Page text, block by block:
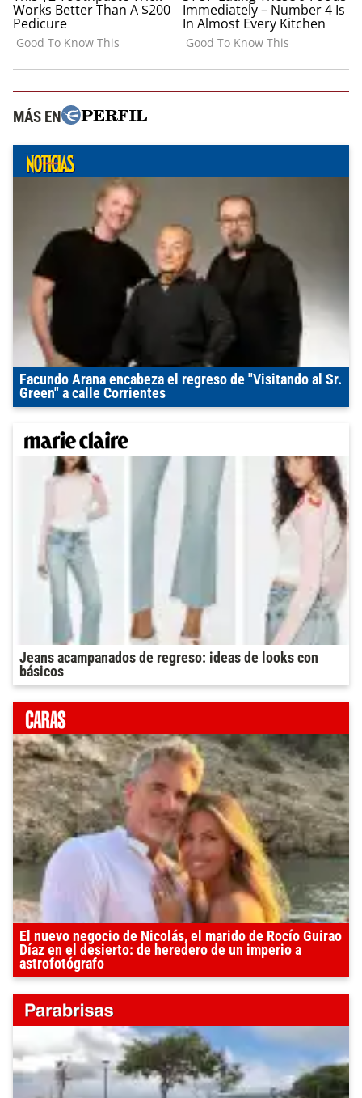
MÁS EN
Facundo Arana encabeza el regreso de "Visitando al Sr.
Green" a calle Corrientes
Jeans acampanados de regreso: ideas de looks con
básicos
El nuevo negocio de Nicolás, el marido de Rocío Guirao
Díaz en el desierto: de heredero de un imperio a
astrofotógrafo